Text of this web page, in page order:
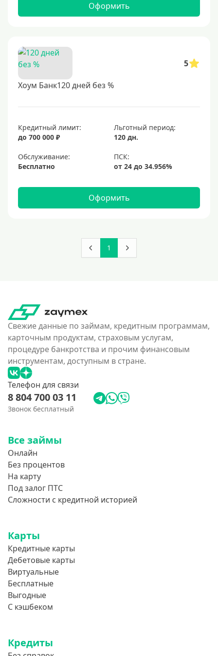
Оформить
5
Хоум Банк120 дней без %
Кредитный лимит:
до 700 000 ₽
Льготный период:
120 дн.
Обслуживание:
Бесплатно
Оформить
1
Свежие данные по займам, кредитным программам,
карточным продуктам, страховым услугам,
процедуре банкротства и прочим финансовым
инструментам, доступным в стране.
Телефон для связи
8 804 700 03 11
Звонок бесплатный
Все займы
Онлайн
Без процентов
На карту
Под залог ПТС
Сложности с кредитной историей
Карты
Кредитные карты
Дебетовые карты
Виртуальные
Бесплатные
Выгодные
С кэшбеком
Кредиты